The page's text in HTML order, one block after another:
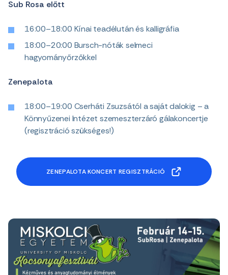
Sub Rosa előtt
16:00–18:00 Kínai teadélután és kalligráfia
18:00–20:00 Bursch-nóták selmeci
hagyományőrzőkkel
Zenepalota
18:00–19:00 Cserháti Zsuzsától a saját dalokig – a
Könnyűzenei Intézet szemeszterzáró gálakoncertje
(regisztráció szükséges!)
ZENEPALOTA KONCERT REGISZTRÁCIÓ